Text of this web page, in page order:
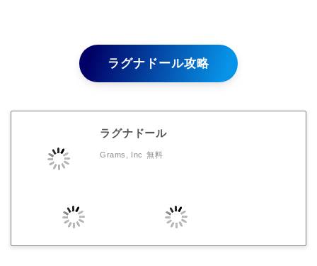
ラグナドール攻略
ラグナドール
Grams, Inc 無料